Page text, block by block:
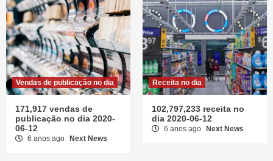
Vendas de publicação no dia
171,917 vendas de
publicação no dia 2020-
06-12
6 anos ago Next News
Receita no dia
102,797,233 receita no
dia 2020-06-12
6 anos ago Next News